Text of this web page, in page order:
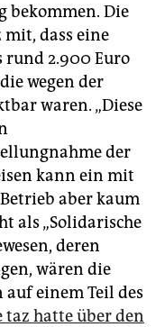
bekommen. Die
dass eine
rund 2.900 Euro
wegen der
waren. „Diese
der
kann ein mit
aber kaum
als „Solidarische
deren
wären die
einem Teil des
taz hatte über den